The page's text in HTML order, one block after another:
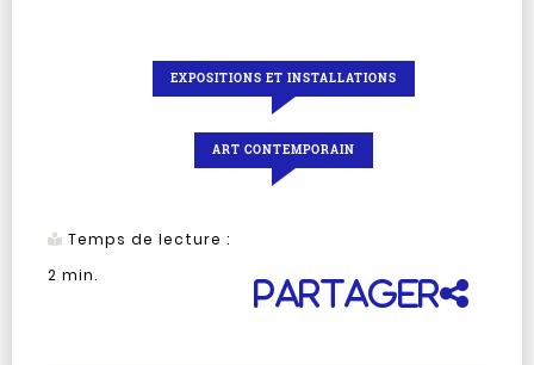
EXPOSITIONS ET INSTALLATIONS
ART CONTEMPORAIN
Temps de lecture :
2 min.
Partager